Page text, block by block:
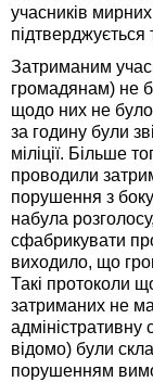
учасників
Затриманим
громадянам) не
щодо них не було
за годину були
міліції. Більше
проводили
порушення з
набула
сфабрикувати
виходило, що
Такі протоколи
затриманих не
адміністративну
відомо) були
порушенням